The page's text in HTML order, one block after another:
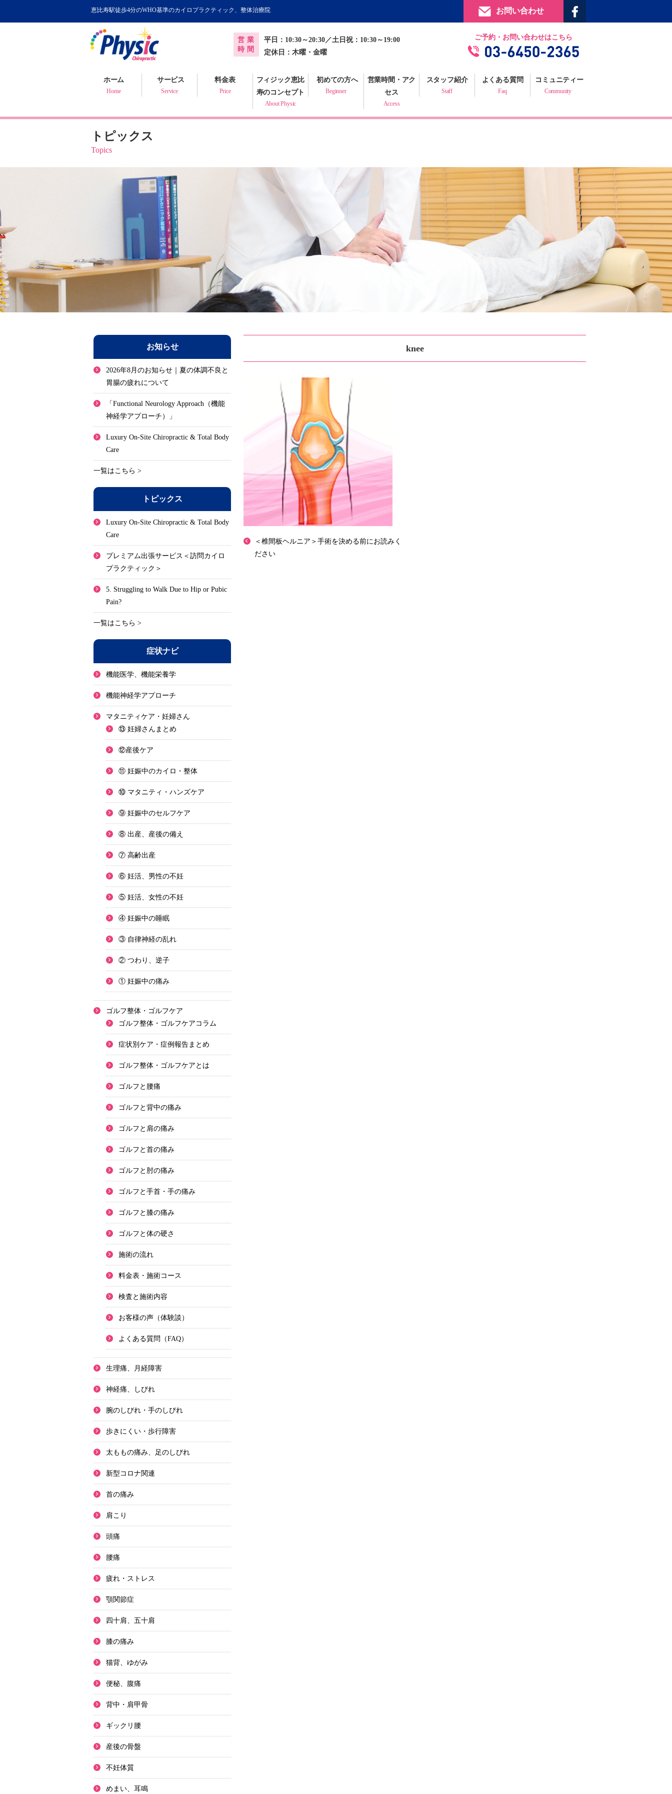
恵比寿駅徒歩4分のWHO基準のカイロプラクティック、整体治療院 お問い合わせ
営業
時間
平日：10:30～20:30／土日祝：10:30～19:00
定休日：木曜・金曜
ご予約・お問い合わせはこちら
ホーム
Home
サービス
Service
カイロプラクティック
WHOが認めるカイロプラクティック
健康判断・体質チェック
料金表
Price
フィジック恵比
寿のコンセプト
About Physic
初めての方へ
Beginner
オンライン健康調査票
営業時間・アク
セス
Access
スタッフ紹介
Staff
よくある質問
Faq
コミュニティー
Community
提携施設
フィジックスマイルギャラリー
プロフェッショナルからの推薦状
トピックス
Topics
knee
＜椎間板ヘルニア＞手術を決める前にお読みく
ださい
お知らせ
2026年8月のお知らせ｜夏の体調不良と
胃腸の疲れについて
「Functional Neurology Approach（機能
神経学アプローチ）」
Luxury On-Site Chiropractic & Total Body
Care
一覧はこちら >
トピックス
Luxury On-Site Chiropractic & Total Body
Care
プレミアム出張サービス＜訪問カイロ
プラクティック＞
5. Struggling to Walk Due to Hip or Pubic
Pain?
一覧はこちら >
症状ナビ
機能医学、機能栄養学
機能神経学アプローチ
マタニティケア・妊婦さん
⑬ 妊婦さんまとめ
⑫産後ケア
⑪ 妊娠中のカイロ・整体
⑩ マタニティ・ハンズケア
⑨ 妊娠中のセルフケア
⑧ 出産、産後の備え
⑦ 高齢出産
⑥ 妊活、男性の不妊
⑤ 妊活、女性の不妊
④ 妊娠中の睡眠
③ 自律神経の乱れ
② つわり、逆子
① 妊娠中の痛み
ゴルフ整体・ゴルフケア
ゴルフ整体・ゴルフケアコラム
症状別ケア・症例報告まとめ
ゴルフ整体・ゴルフケアとは
ゴルフと腰痛
ゴルフと背中の痛み
ゴルフと肩の痛み
ゴルフと首の痛み
ゴルフと肘の痛み
ゴルフと手首・手の痛み
ゴルフと膝の痛み
ゴルフと体の硬さ
施術の流れ
料金表・施術コース
検査と施術内容
お客様の声（体験談）
よくある質問（FAQ）
生理痛、月経障害
神経痛、しびれ
腕のしびれ・手のしびれ
歩きにくい・歩行障害
太ももの痛み、足のしびれ
新型コロナ関連
首の痛み
肩こり
頭痛
腰痛
疲れ・ストレス
顎関節症
四十肩、五十肩
膝の痛み
猫背、ゆがみ
便秘、腹痛
背中・肩甲骨
ギックリ腰
産後の骨盤
不妊体質
めまい、耳鳴